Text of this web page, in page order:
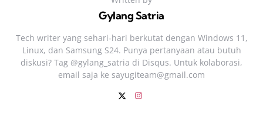
Gylang Satria
Tech writer yang sehari‑hari berkutat dengan Windows 11,
Linux, dan Samsung S24. Punya pertanyaan atau butuh
diskusi? Tag @gylang_satria di Disqus. Untuk kolaborasi,
email saja ke sayugiteam@gmail.com